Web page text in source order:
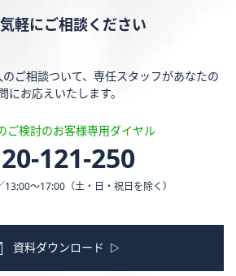
軽にご相談ください
ご相談ついて、専任スタッフがあなたの
にお応えいたします。
ご検討のお客様専用ダイヤル
121-250
13:00〜17:00 （土・日・祝日を除く）
資料ダウンロード